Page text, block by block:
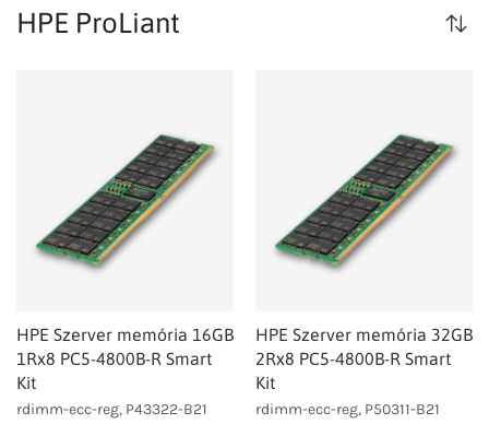
HPE ProLiant
HPE Szerver memória 16GB
1Rx8 PC5-4800B-R Smart
Kit
rdimm-ecc-reg, P43322-B21
HPE Szerver memória 32GB
2Rx8 PC5-4800B-R Smart
Kit
rdimm-ecc-reg, P50311-B21